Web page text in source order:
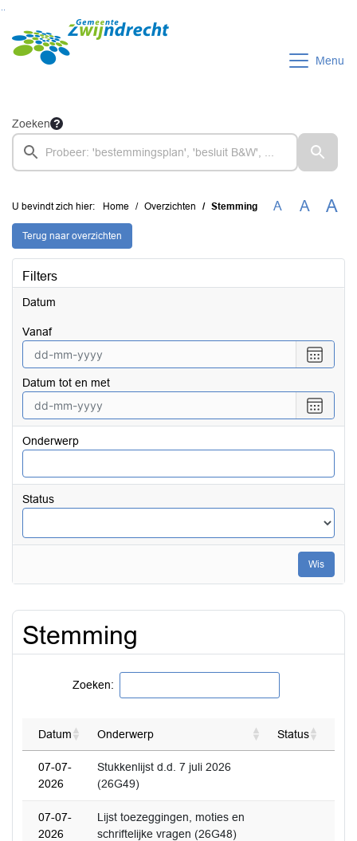
Ga naar de inhoud van deze pagina
Ga naar het zoeken
Ga naar het menu
Menu
Zoeken
U bevindt zich hier: Home Overzichten Stemming A A A
Terug naar overzichten
Filters
Datum
vanaf
een
vanaf
Datum tot en met
een
tot
met
Onderwerp
Status
Wis
Stemming
Zoeken:
Datum Onderwerp Status
07-07-
2026
Stukkenlijst d.d. 7 juli 2026
(26G49)
07-07-
2026
Lijst toezeggingen, moties en
schriftelijke vragen (26G48)